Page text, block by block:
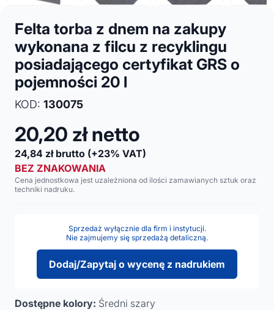
Felta torba z dnem na zakupy
wykonana z filcu z recyklingu
posiadającego certyfikat GRS o
pojemności 20 l
KOD: 130075
20,20 zł netto
24,84 zł brutto (+23% VAT)
BEZ ZNAKOWANIA
Cena jednostkowa jest uzależniona od ilości zamawianych sztuk oraz
techniki nadruku.
Sprzedaż wyłącznie dla firm i instytucji.
Nie zajmujemy się sprzedażą detaliczną.
Dodaj/Zapytaj o wycenę z nadrukiem
Dostępne kolory: Średni szary